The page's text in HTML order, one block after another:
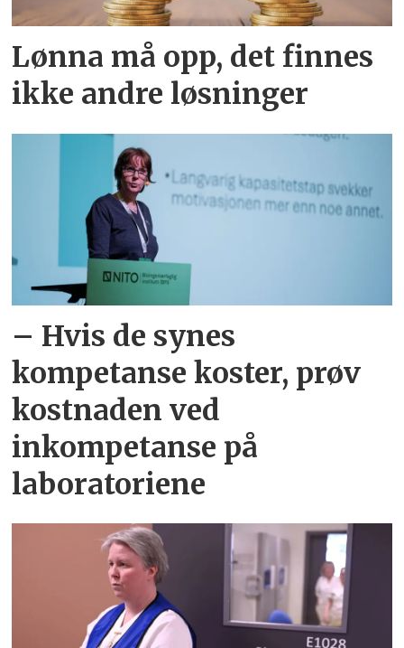
Lønna må opp, det finnes
ikke andre løsninger
– Hvis de synes
kompetanse koster, prøv
kostnaden ved
inkompetanse på
laboratoriene